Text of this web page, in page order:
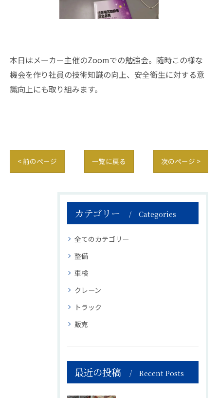
本日はメーカー主催のZoomでの勉強会。随時この様な
機会を作り社員の技術知識の向上、安全衛生に対する意
識向上にも取り組みます。
< 前のページ 一覧に戻る 次のページ >
カテゴリー Categories
全てのカテゴリー
整備
車検
クレーン
トラック
販売
最近の投稿 Recent Posts